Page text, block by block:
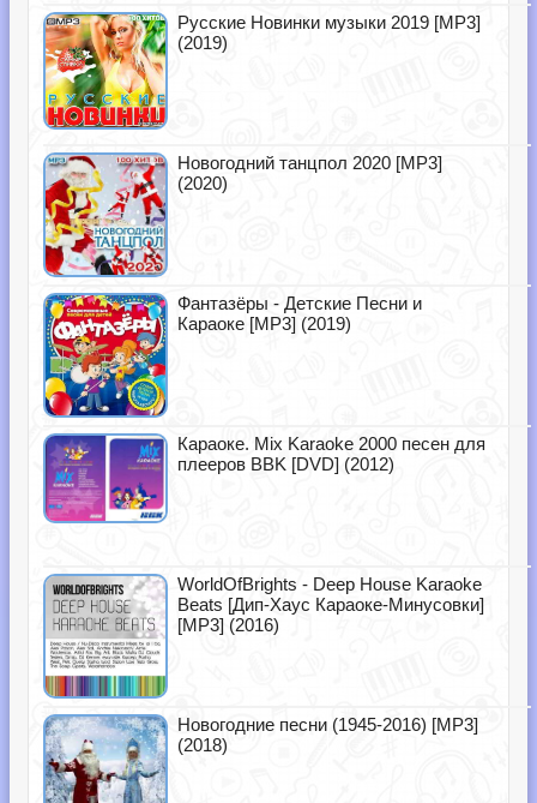
Русские Новинки музыки 2019 [MP3]
(2019)
Новогодний танцпол 2020 [MP3]
(2020)
Фантазёры - Детские Песни и
Караоке [MP3] (2019)
Караоке. Mix Karaoke 2000 песен для
плееров BBK [DVD] (2012)
WorldOfBrights - Deep House Karaoke
Beats [Дип-Хаус Караоке-Минусовки]
[MP3] (2016)
Новогодние песни (1945-2016) [MP3]
(2018)